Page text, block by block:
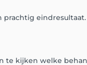
kijken welke